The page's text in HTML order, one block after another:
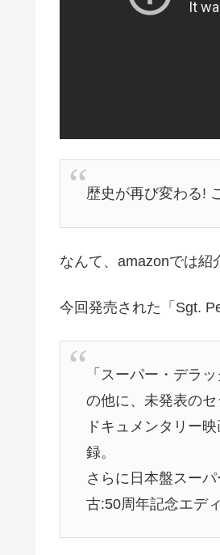
歴史が再び変わる!
なんて、amazonでは紹
今回発売された「Sgt.
「スーパー・デラ
の他に、未発表の
ドキュメンタリー
録。
さらに日本盤スー
古:50周年記念エデ